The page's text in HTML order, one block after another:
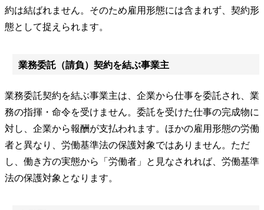
約は結ばれません。そのため雇用形態には含まれず、契約形
態として捉えられます。
業務委託（請負）契約を結ぶ事業主
業務委託契約を結ぶ事業主は、企業から仕事を委託され、業
務の指揮・命令を受けません。委託を受けた仕事の完成物に
対し、企業から報酬が支払われます。ほかの雇用形態の労働
者と異なり、労働基準法の保護対象ではありません。ただ
し、働き方の実態から「労働者」と見なされれば、労働基準
法の保護対象となります。